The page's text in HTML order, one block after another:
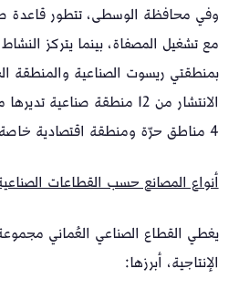
وفي محافظة الوسطى، تتطور قاعدة
مع تشغيل المصفاة، بينما يتركز
بمنطقتي ريسوت الصناعية والمنطقة
الانتشار من 12 منطقة
4 مناطق حرّة ومنطقة اقتصادية خاصة.
أنواع المصانع حسب القطاعات
يغطي القطاع الصناعي العُماني
الإنتاجية، أبرزها: